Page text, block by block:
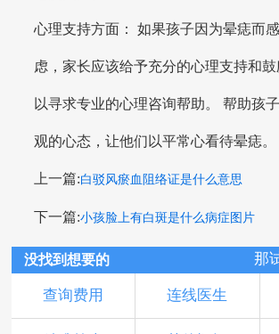
心理支持方面： 如果孩子因为晕痣而
虑，家长应该给予充分的心理支持和
以寻求专业的心理咨询帮助。 帮助孩
观的心态，让他们以平常心看待晕痣。
上一篇:白驳风瘀血阻络证是什么意思
下一篇:小孩脸上有白斑是什么病症图片
没找到想要的 那
查询费用 连线医生